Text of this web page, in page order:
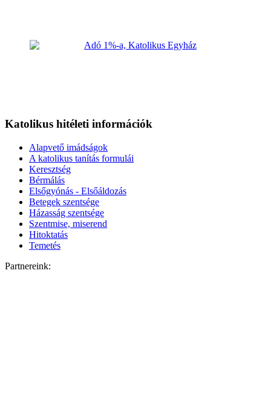
Katolikus hitéleti információk
Alapvető imádságok
A katolikus tanítás formulái
Keresztség
Bérmálás
Elsőgyónás - Elsőáldozás
Betegek szentsége
Házasság szentsége
Szentmise, miserend
Hitoktatás
Temetés
Partnereink: